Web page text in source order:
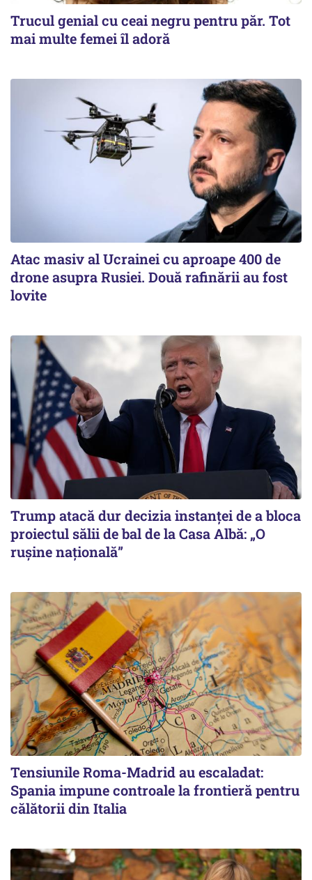
Trucul genial cu ceai negru pentru păr. Tot
mai multe femei îl adoră
Atac masiv al Ucrainei cu aproape 400 de
drone asupra Rusiei. Două rafinării au fost
lovite
Trump atacă dur decizia instanţei de a bloca
proiectul sălii de bal de la Casa Albă: „O
ruşine naţională”
Tensiunile Roma-Madrid au escaladat:
Spania impune controale la frontieră pentru
călătorii din Italia